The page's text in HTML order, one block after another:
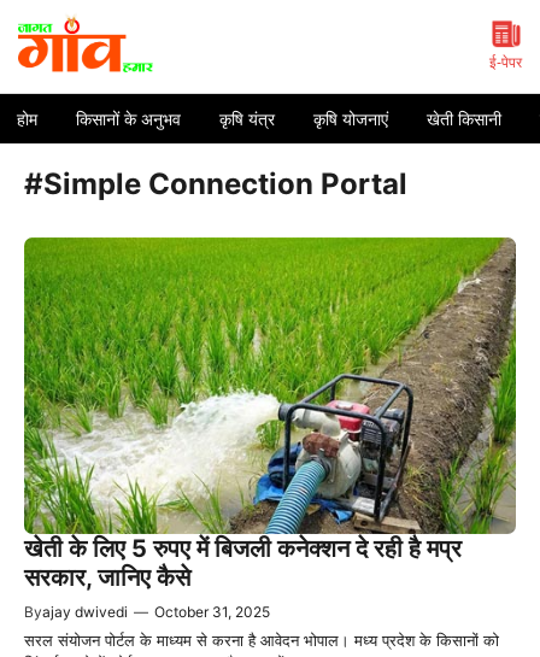
content
ई-पेपर
होम किसानों के अनुभव कृषि यंत्र कृषि योजनाएं खेती किसानी
#Simple Connection Portal
खेती के लिए 5 रुपए में बिजली कनेक्शन दे रही है मप्र
सरकार, जानिए कैसे
Byajay dwivedi — October 31, 2025
सरल संयोजन पोर्टल के माध्यम से करना है आवेदन भोपाल। मध्य प्रदेश के किसानों को